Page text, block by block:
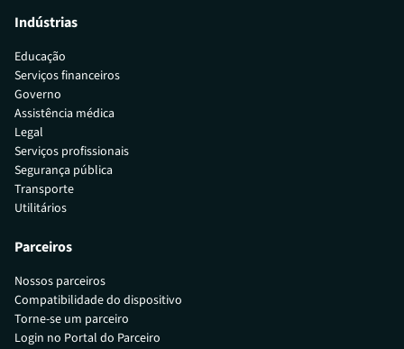
Indústrias
Educação
Serviços financeiros
Governo
Assistência médica
Legal
Serviços profissionais
Segurança pública
Transporte
Utilitários
Parceiros
Nossos parceiros
Compatibilidade do dispositivo
Torne-se um parceiro
Login no Portal do Parceiro